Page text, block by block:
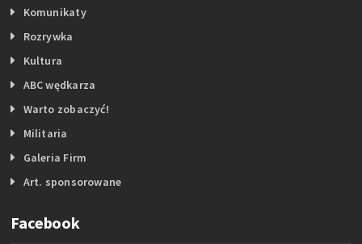
Komunikaty
Rozrywka
Kultura
ABC wędkarza
Warto zobaczyć!
Militaria
Galeria Firm
Art. sponsorowane
Facebook